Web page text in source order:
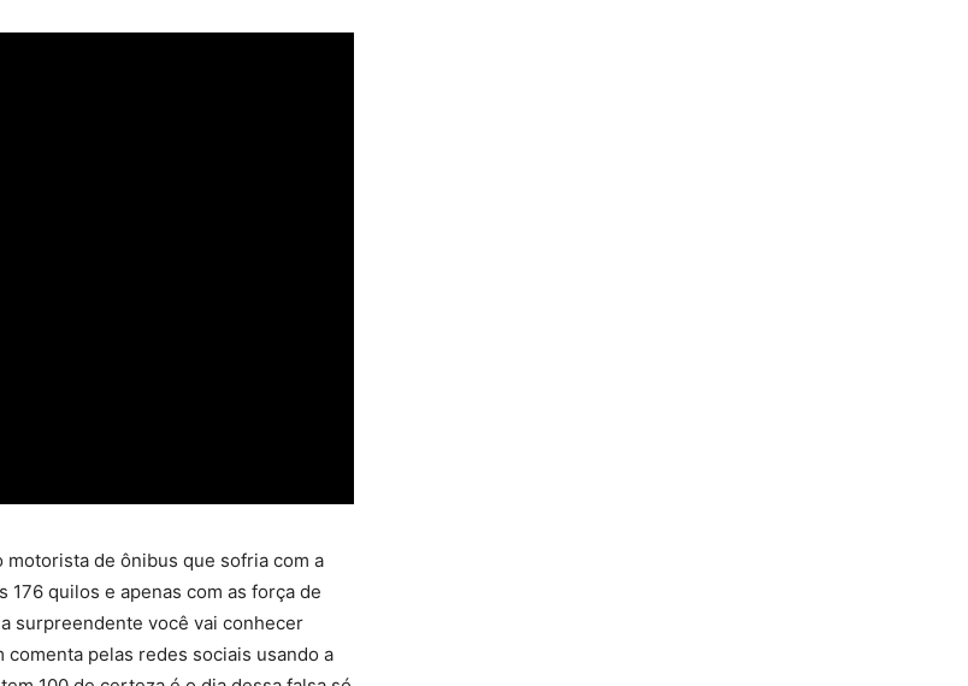
de ônibus que sofria com a
quilos e apenas com as força de
surpreendente você vai conhecer
pelas redes sociais usando a